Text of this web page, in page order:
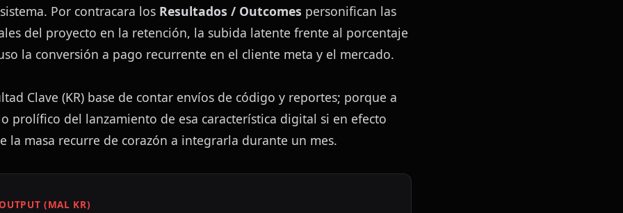
Por contracara los Resultados / Outcomes personifican las
del proyecto en la retención, la subida latente frente al porcentaje
la conversión a pago recurrente en el cliente meta y el mercado.
Clave (KR) base de contar envíos de código y reportes; porque a
prolífico del lanzamiento de esa característica digital si en efecto
la masa recurre de corazón a integrarla durante un mes.
(MAL KR)